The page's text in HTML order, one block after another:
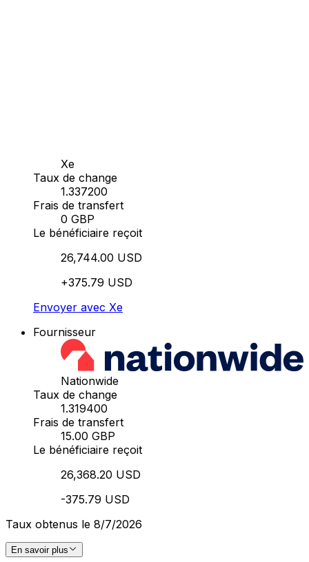
Xe
Taux de change
1.337200
Frais de transfert
0 GBP
Le bénéficiaire reçoit
26,744.00 USD
+375.79 USD
Envoyer avec Xe
Fournisseur
Nationwide
Taux de change
1.319400
Frais de transfert
15.00 GBP
Le bénéficiaire reçoit
26,368.20 USD
-375.79 USD
Taux obtenus le 8/7/2026
En savoir plus